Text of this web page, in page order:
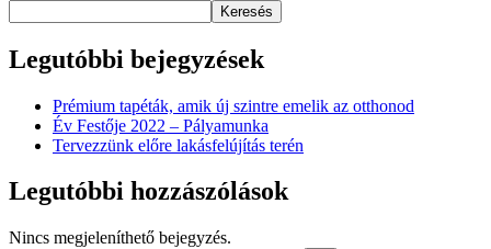
Keresés
Legutóbbi bejegyzések
Prémium tapéták, amik új szintre emelik az otthonod
Év Festője 2022 – Pályamunka
Tervezzünk előre lakásfelújítás terén
Legutóbbi hozzászólások
Nincs megjeleníthető bejegyzés.